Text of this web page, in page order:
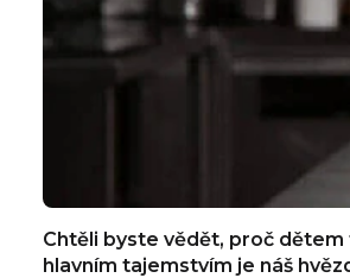
Chtěli byste vědět, proč
hlavním tajemstvím je náš